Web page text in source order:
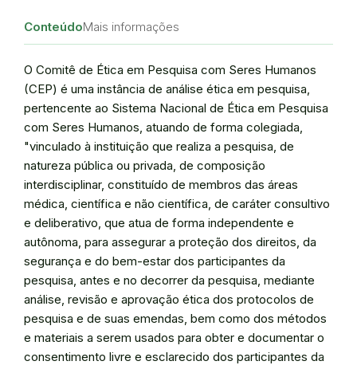
ConteúdoMais informações
O Comitê de Ética em Pesquisa com Seres Humanos
(CEP) é uma instância de análise ética em pesquisa,
pertencente ao Sistema Nacional de Ética em Pesquisa
com Seres Humanos, atuando de forma colegiada,
"vinculado à instituição que realiza a pesquisa, de
natureza pública ou privada, de composição
interdisciplinar, constituído de membros das áreas
médica, científica e não científica, de caráter consultivo
e deliberativo, que atua de forma independente e
autônoma, para assegurar a proteção dos direitos, da
segurança e do bem-estar dos participantes da
pesquisa, antes e no decorrer da pesquisa, mediante
análise, revisão e aprovação ética dos protocolos de
pesquisa e de suas emendas, bem como dos métodos
e materiais a serem usados para obter e documentar o
consentimento livre e esclarecido dos participantes da